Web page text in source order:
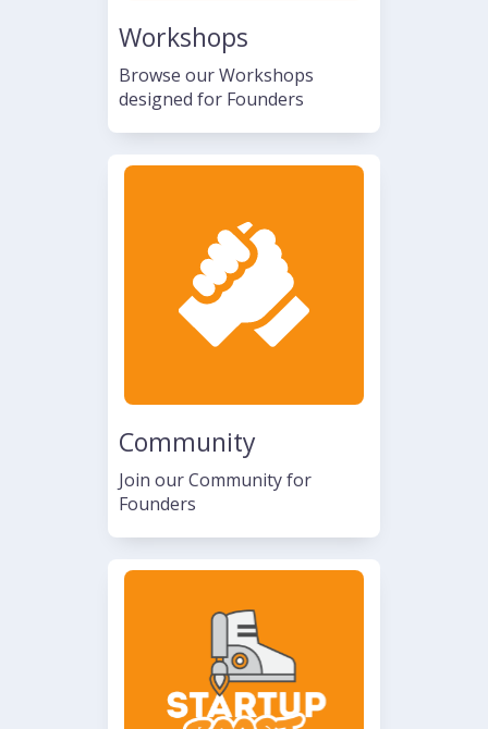
Workshops
Browse our Workshops
designed for Founders
Community
Join our Community for
Founders